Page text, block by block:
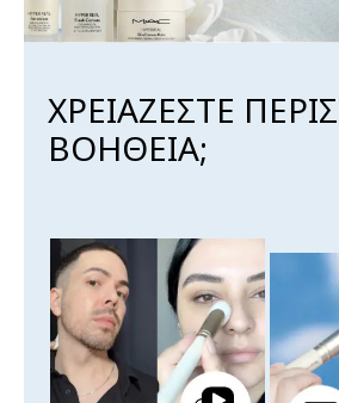
ΧΡΕΙΑΖΕΣΤΕ
ΒΟΗΘΕΙΑ;